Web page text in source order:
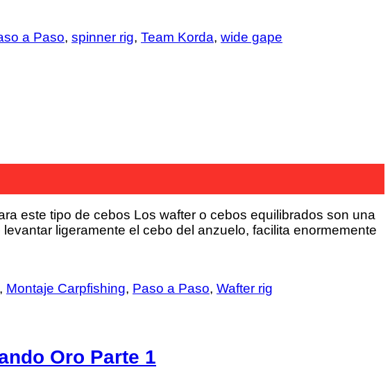
a Paso, spinner rig, Team Korda, wide gape
este tipo de cebos Los wafter o cebos equilibrados son una
ligeramente el cebo del anzuelo, facilita enormemente
, Montaje Carpfishing, Paso a Paso, Wafter rig
Oro Parte 1